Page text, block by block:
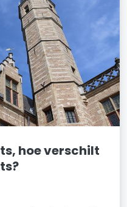
hoe verschilt